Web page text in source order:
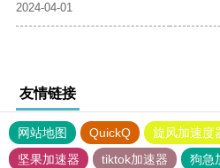
2024-04-01
友情链接
网站地图 QuickQ 旋风加速度
坚果加速器
tiktok加速器
狗急